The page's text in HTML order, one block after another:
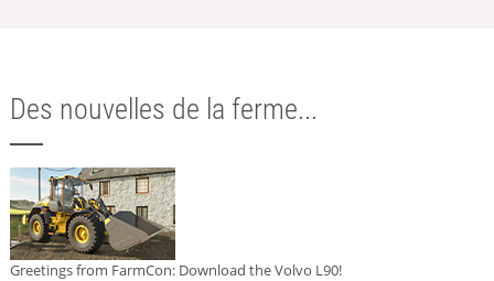
Des nouvelles de la ferme...
Greetings from FarmCon: Download the Volvo L90!